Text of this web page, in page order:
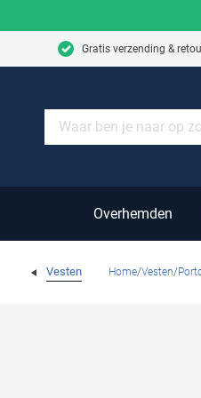
Gratis verzending &
Overhemden
Vesten Home Vesten